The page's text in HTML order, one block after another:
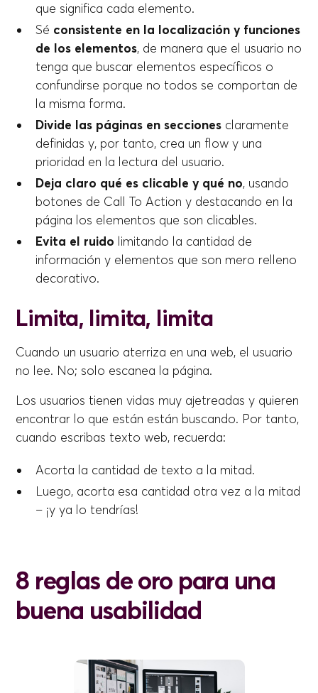
que significa cada elemento.
Sé consistente en la localización y funciones
de los elementos, de manera que el usuario no
tenga que buscar elementos específicos o
confundirse porque no todos se comportan de
la misma forma.
Divide las páginas en secciones claramente
definidas y, por tanto, crea un flow y una
prioridad en la lectura del usuario.
Deja claro qué es clicable y qué no, usando
botones de Call To Action y destacando en la
página los elementos que son clicables.
Evita el ruido limitando la cantidad de
información y elementos que son mero relleno
decorativo.
Limita, limita, limita
Cuando un usuario aterriza en una web, el usuario
no lee. No; solo escanea la página.
Los usuarios tienen vidas muy ajetreadas y quieren
encontrar lo que están están buscando. Por tanto,
cuando escribas texto web, recuerda:
Acorta la cantidad de texto a la mitad.
Luego, acorta esa cantidad otra vez a la mitad
– ¡y ya lo tendrías!
8 reglas de oro para una
buena usabilidad